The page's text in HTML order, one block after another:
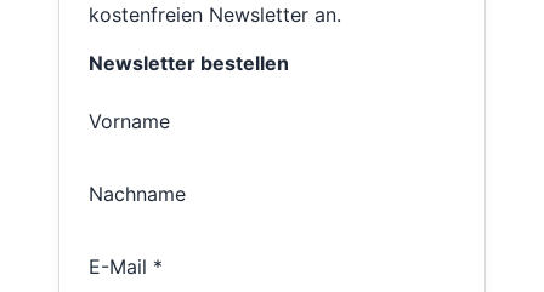
kostenfreien Newsletter an.